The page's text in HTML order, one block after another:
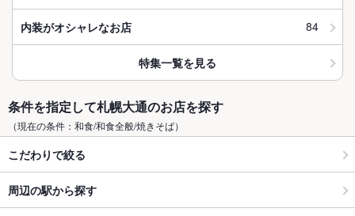
内装がオシャレなお店 84
特集一覧を見る
条件を指定して札幌大通のお店を探す
（現在の条件：和食/和食全般/焼きそば）
こだわりで絞る
周辺の駅から探す